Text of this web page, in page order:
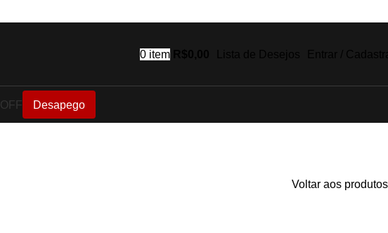
0 item
OFF Desapego
Voltar aos produtos